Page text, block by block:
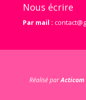
Nous écrire
Par mail :
Réalisé parActicom